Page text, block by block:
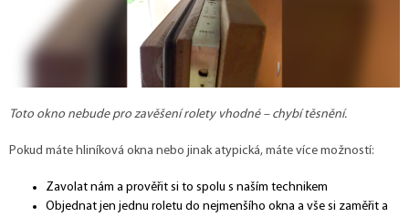
Toto okno nebude pro zavěšení rolety vhodné – chybí těsnění.
Pokud máte hliníková okna nebo jinak atypická, máte více možností:
Zavolat nám a prověřit si to spolu s naším technikem
Objednat jen jednu roletu do nejmenšího okna a vše si zaměřit a